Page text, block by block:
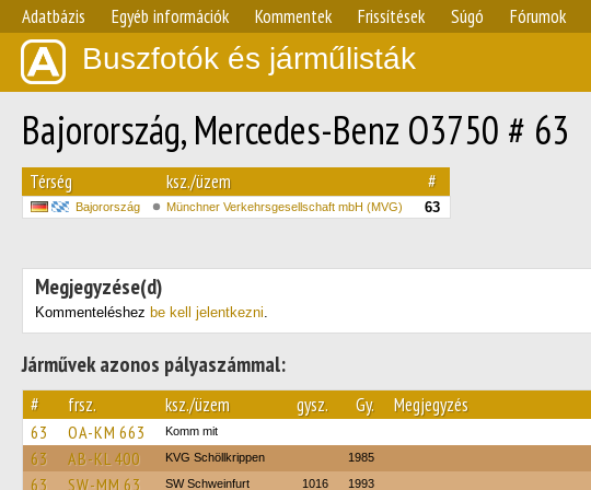
Adatbázis Egyéb információk Kommentek Frissítések Súgó Fórumok
Buszfotók és járműlisták
Bajorország, Mercedes-Benz O3750 # 63
Térség ksz./üzem #
Bajorország Münchner Verkehrsgesellschaft mbH (MVG) 63
Megjegyzése(d)
Kommenteléshez be kell jelentkezni.
Járművek azonos pályaszámmal:
# frsz. ksz./üzem gysz. Gy. Megjegyzés
63 OA-KM 663 Komm mit
63 AB-KL 400 KVG Schöllkrippen 1985
63 SW-MM 63 SW Schweinfurt 1016 1993